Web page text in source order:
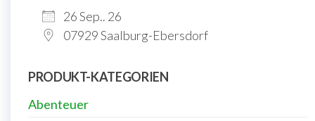
26 Sep.. 26
07929 Saalburg-Ebersdorf
PRODUKT-KATEGORIEN
Abenteuer